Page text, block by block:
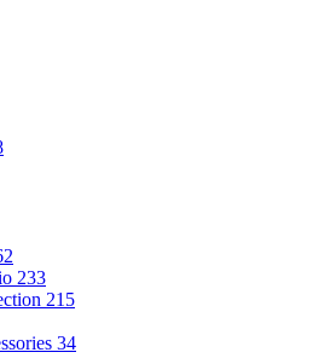
233
215
34